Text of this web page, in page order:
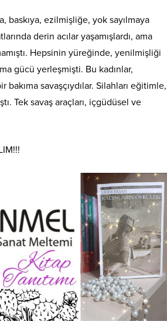
baskıya, ezilmişliğe, yok sayılmaya
derin acılar yaşamışlardı, ama
Hepsinin yüreğinde, yenilmişliği
gücü yerleşmişti. Bu kadınlar,
bakıma savaşçıydılar. Silahları eğitimle,
Tek savaş araçları, içgüdüsel ve